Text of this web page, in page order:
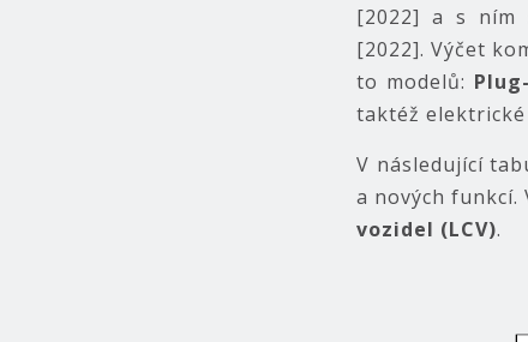
[2022] a s ním
[2022]. Výčet
to modelů:
taktéž elektrické
V následující
a nových
vozidel (LCV).